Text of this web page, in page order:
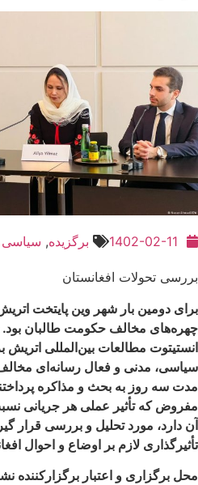
1402-02-11 برگزیده, سیاسی
بررسی تحولات افغانستان
برای دومین بار شهر وین پایتخت
چهره‌های مخالف حکومت طالبان بود.
سیاسی، مدنی و فعال رسانه‌ای
مدت سه روز به بحث و مذاکره
مفروض که تأثیر عملی هر جریانی
آن دارد، مورد تحلیل و بررسی قرار
تأثیرگذاری لازم بر اوضاع و احوال
محل برگزاری و اعتبار برگزارکننده